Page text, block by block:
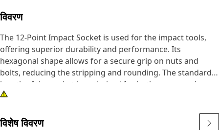
विवरण
The 12-Point Impact Socket is used for the impact tools,
offering superior durability and performance. Its
hexagonal shape allows for a secure grip on nuts and
bolts, reducing the stripping and rounding. The standard
length of the socket is optimized for both access and
torque applications. The black oxide finish enhances
lifespan. The sockets used are tailored for high-torque
विशेष विवरण